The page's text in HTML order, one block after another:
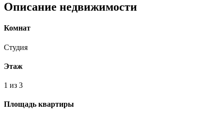
Описание недвижимости
Комнат
Студия
Этаж
1 из 3
Площадь квартиры